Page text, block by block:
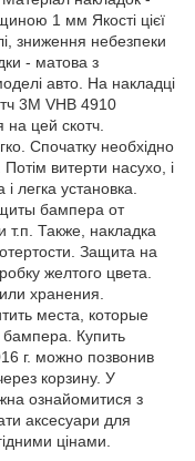
1 мм Якості цієї
зниження небезпеки
- матова з
авто. На накладці
3M VHB 4910
цей скотч.
Спочатку необхідно
витерти насухо, і
легка установка.
бампера от
Также, накладка
Защита на
желтого цвета.
хранения.
места, которые
Купить
г. можно позвонив
корзину. У
ознайомитися з
аксесуари для
цінами.